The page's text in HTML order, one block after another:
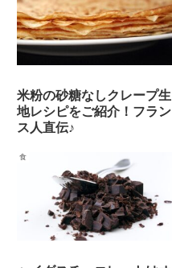
米粉の砂糖なしクレープ生
地レシピをご紹介！フラン
ス人直伝♪
食